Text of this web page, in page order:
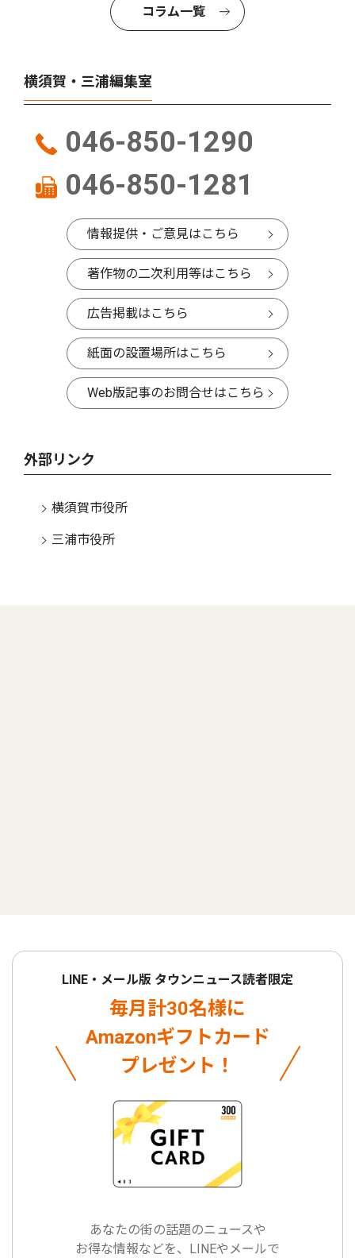
コラム一覧
横須賀・三浦編集室
046-850-1290
046-850-1281
情報提供・ご意見はこちら
著作物の二次利用等はこちら
広告掲載はこちら
紙面の設置場所はこちら
Web版記事のお問合せはこちら
外部リンク
横須賀市役所
三浦市役所
LINE・メール版 タウンニュース読者限定
毎月計30名様に
Amazonギフトカード
プレゼント！
あなたの街の話題のニュースや
お得な情報などを、LINEやメールで